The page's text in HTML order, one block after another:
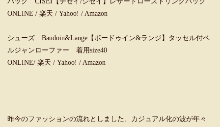
ONLINE / 楽天 / Yahoo! / Amazon
シューズ Baudoin&Lange【ボードゥイン&ランジ】タッセル付ベ
ルジャンローファー 着用size40
ONLINE/ 楽天 / Yahoo! / Amazon
昨今のファッションの流れとしました、カジュアル化の波が年々